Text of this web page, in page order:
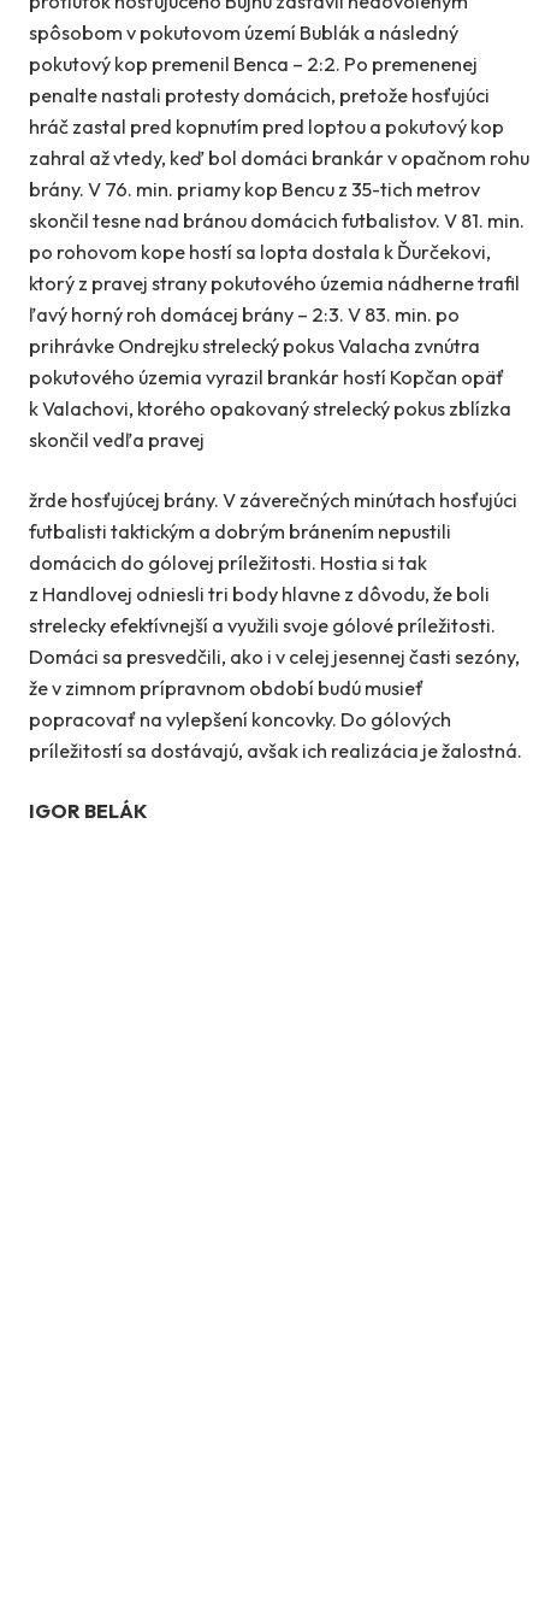
spôsobom v pokutovom území Bublák a následný
pokutový kop premenil Benca – 2:2. Po premenenej
penalte nastali protesty domácich, pretože hosťujúci
hráč zastal pred kopnutím pred loptou a pokutový kop
zahral až vtedy, keď bol domáci brankár v opačnom rohu
brány. V 76. min. priamy kop Bencu z 35-tich metrov
skončil tesne nad bránou domácich futbalistov. V 81. min.
po rohovom kope hostí sa lopta dostala k Ďurčekovi,
ktorý z pravej strany pokutového územia nádherne trafil
ľavý horný roh domácej brány – 2:3. V 83. min. po
prihrávke Ondrejku strelecký pokus Valacha zvnútra
pokutového územia vyrazil brankár hostí Kopčan opäť
k Valachovi, ktorého opakovaný strelecký pokus zblízka
skončil vedľa pravej
žrde hosťujúcej brány. V záverečných minútach hosťujúci
futbalisti taktickým a dobrým bránením nepustili
domácich do gólovej príležitosti. Hostia si tak
z Handlovej odniesli tri body hlavne z dôvodu, že boli
strelecky efektívnejší a využili svoje gólové príležitosti.
Domáci sa presvedčili, ako i v celej jesennej časti sezóny,
že v zimnom prípravnom období budú musieť
popracovať na vylepšení koncovky. Do gólových
príležitostí sa dostávajú, avšak ich realizácia je žalostná.
IGOR BELÁK